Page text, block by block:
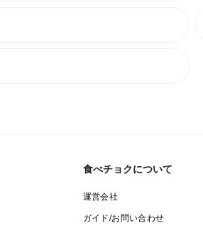
食べチョクについて
運営会社
ガイド/お問い合わせ